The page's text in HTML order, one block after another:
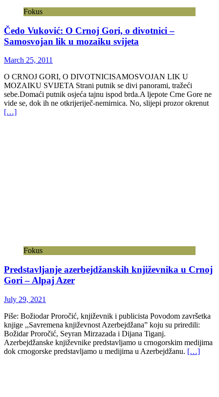
Fokus
Čedo Vuković: O Crnoj Gori, o divotnici –
Samosvojan lik u mozaiku svijeta
March 25, 2011
O CRNOJ GORI, O DIVOTNICISAMOSVOJAN LIK U
MOZAIKU SVIJETA Strani putnik se divi panorami, tražeći
sebe.Domaći putnik osjeća tajnu ispod brda.A ljepote Crne Gore ne
vide se, dok ih ne otkrijeriječ-nemirnica. No, slijepi prozor okrenut
[…]
Fokus
Predstavljanje azerbejdžanskih književnika u Crnoj
Gori – Alpaj Azer
July 29, 2021
Piše: Božiodar Proročić, književnik i publicista Povodom završetka
knjige ,,Savremena književnost Azerbejdžana” koju su priredili:
Božidar Proročić, Seyran Mirzazada i Dijana Tiganj.
Azerbejdžanske književnike predstavljamo u crnogorskim medijima
dok crnogorske predstavljamo u medijima u Azerbejdžanu. […]